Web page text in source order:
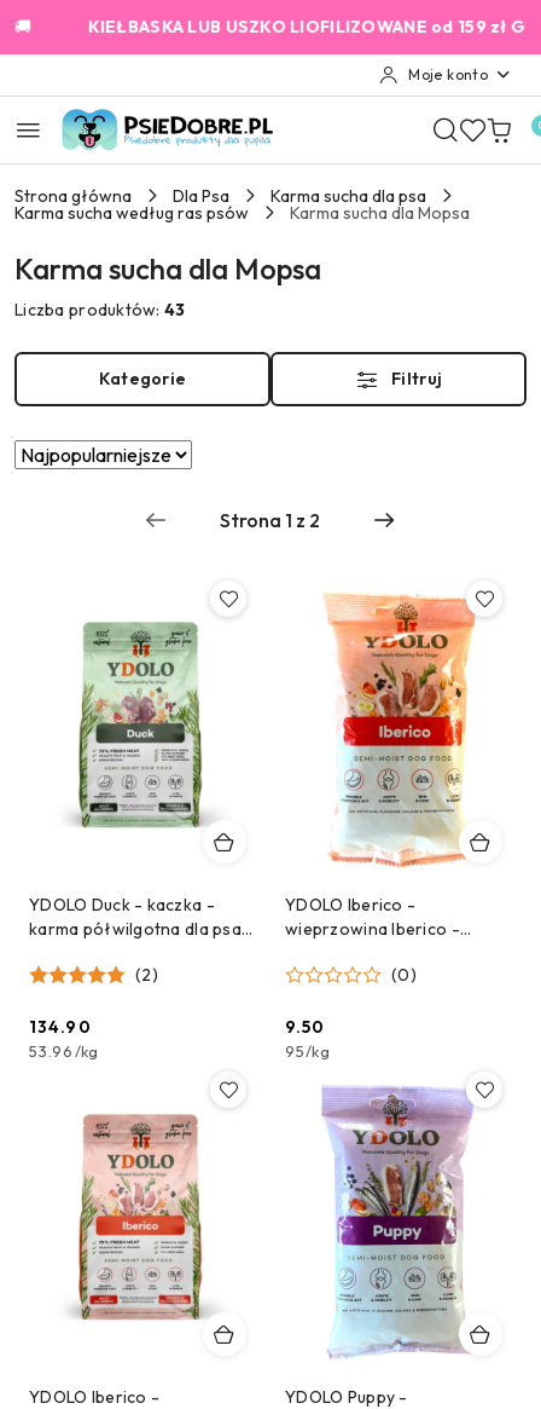
Przejdź do treści głównej
Przejdź do wyszukiwarki
Przejdź do moje konto
Przejdź do menu głównego
Przejdź do stopki
KIEŁBASKA LUB USZKO LIOFILIZOWANE od 159 zł GRATIS!
Moje konto
Strona główna Dla Psa Karma sucha dla psa
Karma sucha według ras psów Karma sucha dla Mopsa
Karma sucha dla Mopsa
Liczba produktów:43
Kategorie Filtruj
Zastosowano
Najpopularniejsze.
Sortuj
YDOLO Duck - kaczka -
karma półwilgotna dla psa
(2)
Cena:
134.90
53.96/kg
YDOLO Iberico -
wieprzowina Iberico -
próbka - 100g(0)
Cena:
9.50
95/kg
YDOLO Iberico -
YDOLO Puppy -